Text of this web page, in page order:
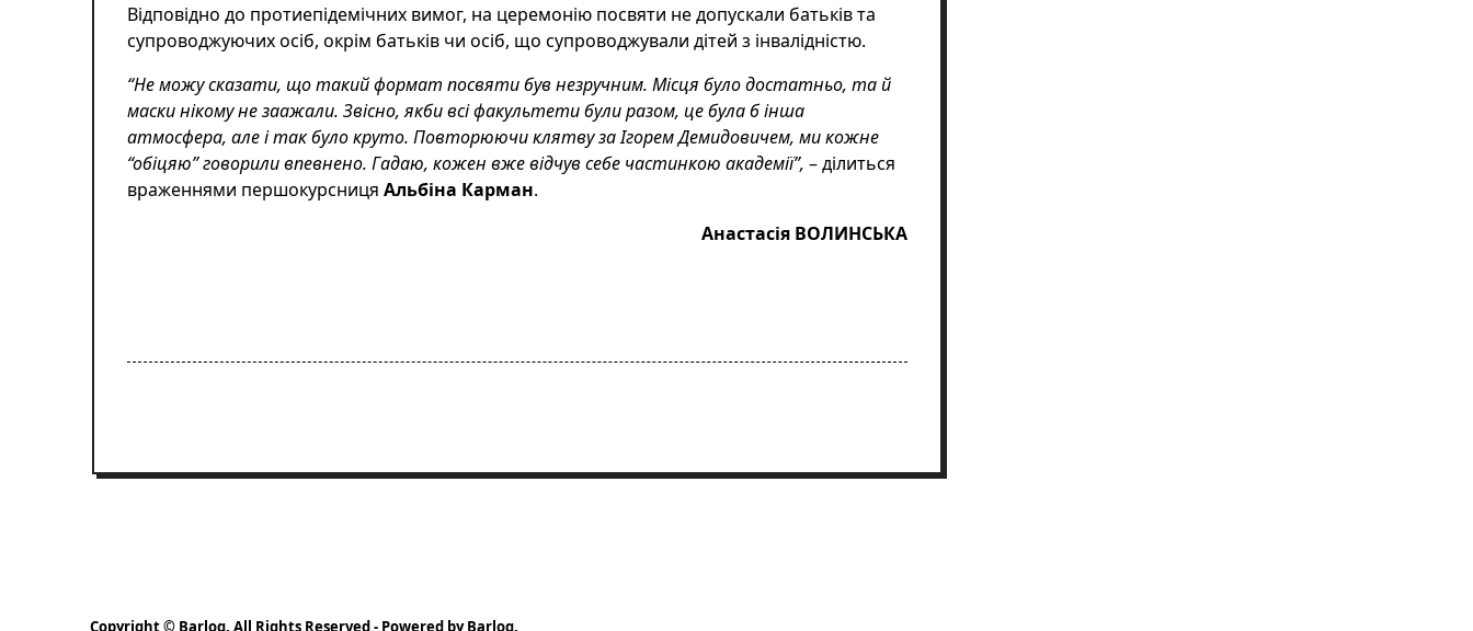
Відповідно до протиепідемічних вимог, на церемонію посвяти не допускали батьків та
супроводжуючих осіб, окрім батьків чи осіб, що супроводжували дітей з інвалідністю.
“Не можу сказати, що такий формат посвяти був незручним. Місця було достатньо, та й
маски нікому не заажали. Звісно, якби всі факультети були разом, це була б інша
атмосфера, але і так було круто. Повторюючи клятву за Ігорем Демидовичем, ми кожне
“обіцяю” говорили впевнено. Гадаю, кожен вже відчув себе частинкою академії”, – ділиться
враженнями першокурсниця Альбіна Карман.
Анастасія ВОЛИНСЬКА
Copyright © Barlog. All Rights Reserved - Powered by Barlog.